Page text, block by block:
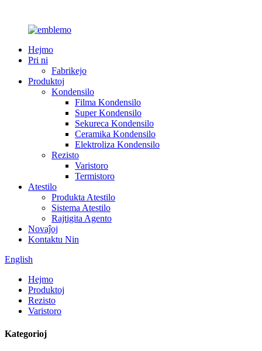
Hejmo
Pri ni
Fabrikejo
Produktoj
Kondensilo
Filma Kondensilo
Super Kondensilo
Sekureca Kondensilo
Ceramika Kondensilo
Elektroliza Kondensilo
Rezisto
Varistoro
Termistoro
Atestilo
Produkta Atestilo
Sistema Atestilo
Rajtigita Agento
Novaĵoj
Kontaktu Nin
English
Hejmo
Produktoj
Rezisto
Varistoro
Kategorioj